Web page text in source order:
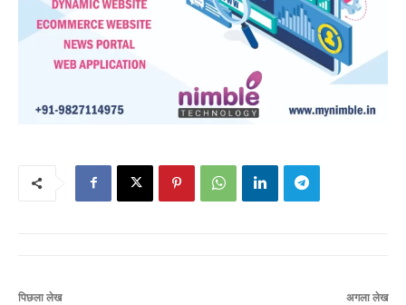
पिछला लेख अगला लेख